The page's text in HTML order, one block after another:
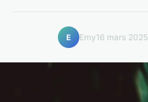
E Emy16 mars 2025